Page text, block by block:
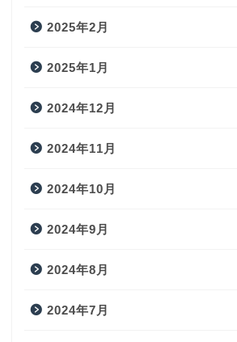
2025年2月
2025年1月
2024年12月
2024年11月
2024年10月
2024年9月
2024年8月
2024年7月